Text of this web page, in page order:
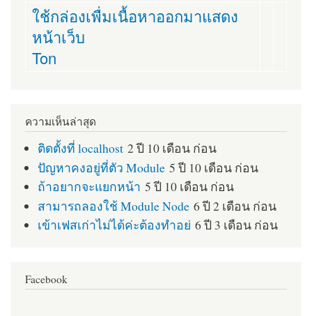
ใช้กล่องเพื่มเนื้อหาออกมาแสดง
หน้าเว็บ
Ton
ความเห็นล่าสุด
ติดตั้งที่ localhost 2 ปี 10 เดือน ก่อน
ปัญหาคงอยู่ที่ตัว Module 5 ปี 10 เดือน ก่อน
ถ้าอยากจะแยกหน้า 5 ปี 10 เดือน ก่อน
สามารถลองใช้ Module Node 6 ปี 2 เดือน ก่อน
เข้าเฟสเก่าไม่ได้ค่ะต้องทำอย่ 6 ปี 3 เดือน ก่อน
Facebook